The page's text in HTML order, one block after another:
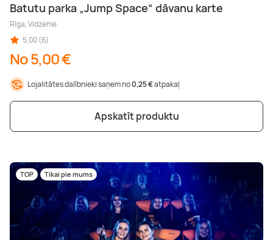
Batutu parka „Jump Space“ dāvanu karte
Rīga, Vidzeme
5,00 (6)
No 5,00 €
Lojalitātes dalībnieki saņem no0,25 €atpakaļ
Apskatīt produktu
TOP Tikai pie mums